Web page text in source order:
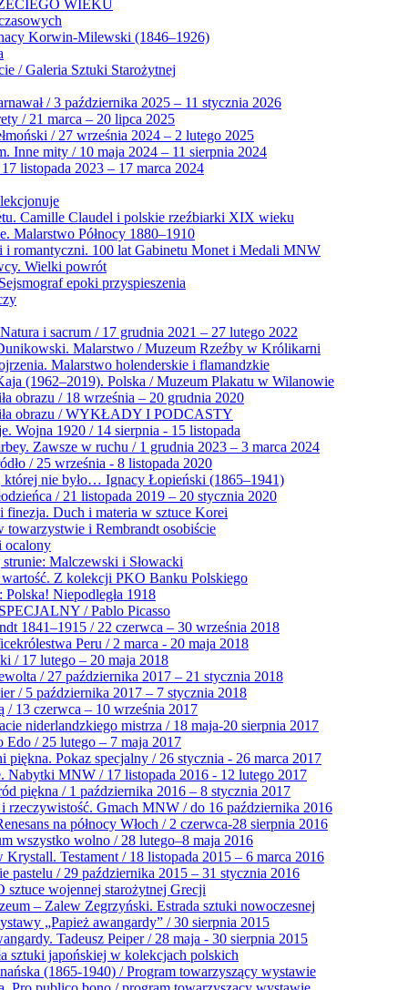
WIEKU
Korwin-Milewski (1846–1926)
/ Galeria Sztuki Starożytnej
/ 3 października 2025 – 11 stycznia 2026
/ 21 marca – 20 lipca 2025
/ 27 września 2024 – 2 lutego 2025
Inne mity / 10 maja 2024 – 11 sierpnia 2024
listopada 2023 – 17 marca 2024
Camille Claudel i polskie rzeźbiarki XIX wieku
Malarstwo Północy 1880–1910
i romantyczni. 100 lat Gabinetu Monet i Medali MNW
Wielki powrót
epoki przyspieszenia
i sacrum / 17 grudnia 2021 – 27 lutego 2022
Malarstwo / Muzeum Rzeźby w Królikarni
Malarstwo holenderskie i flamandzkie
(1962–2019). Polska / Muzeum Plakatu w Wilanowie
obrazu / 18 września – 20 grudnia 2020
obrazu / WYKŁADY I PODCASTY
Wojna 1920 / 14 sierpnia - 15 listopada
Zawsze w ruchu / 1 grudnia 2023 – 3 marca 2024
/ 25 września - 8 listopada 2020
której nie było… Ignacy Łopieński (1865–1941)
/ 21 listopada 2019 – 20 stycznia 2020
finezja. Duch i materia w sztuce Korei
towarzystwie i Rembrandt osobiście
ocalony
Malczewski i Słowacki
wartość. Z kolekcji PKO Banku Polskiego
Polska! Niepodległa 1918
/ Pablo Picasso
1841–1915 / 22 czerwca – 30 września 2018
Peru / 2 marca - 20 maja 2018
/ 17 lutego – 20 maja 2018
/ 27 października 2017 – 21 stycznia 2018
/ 5 października 2017 – 7 stycznia 2018
/ 13 czerwca – 10 września 2017
niderlandzkiego mistrza / 18 maja-20 sierpnia 2017
Edo / 25 lutego – 7 maja 2017
piękna. Pokaz specjalny / 26 stycznia - 26 marca 2017
Nabytki MNW / 17 listopada 2016 - 12 lutego 2017
piękna / 1 października 2016 – 8 stycznia 2017
rzeczywistość. Gmach MNW / do 16 października 2016
na północy Włoch / 2 czerwca-28 sierpnia 2016
wszystko wolno / 28 lutego–8 maja 2016
Krystall. Testament / 18 listopada 2015 – 6 marca 2016
pastelu / 29 października 2015 – 31 stycznia 2016
sztuce wojennej starożytnej Grecji
– Zalew Zegrzyński. Estrada sztuki nowoczesnej
„Papież awangardy” / 30 sierpnia 2015
Tadeusz Peiper / 28 maja - 30 sierpnia 2015
sztuki japońskiej w kolekcjach polskich
(1865-1940) / Program towarzyszący wystawie